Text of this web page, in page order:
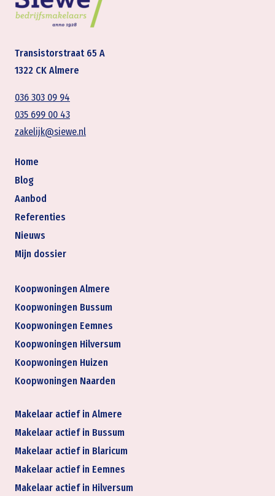
Transistorstraat 65 A
1322 CK Almere
036 303 09 94
035 699 00 43
zakelijk@siewe.nl
Home
Blog
Aanbod
Referenties
Nieuws
Mijn dossier
Koopwoningen Almere
Koopwoningen Bussum
Koopwoningen Eemnes
Koopwoningen Hilversum
Koopwoningen Huizen
Koopwoningen Naarden
Makelaar actief in Almere
Makelaar actief in Bussum
Makelaar actief in Blaricum
Makelaar actief in Eemnes
Makelaar actief in Hilversum